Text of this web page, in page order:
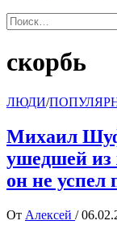
Найти:
скорбь
ЛЮДИ/
Михаил
ушедшей из
он не успел
От Алексей /